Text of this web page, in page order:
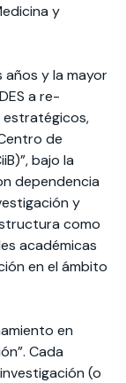
y
y la mayor
a re-
de
bajo la
dependencia
y
como
académicas
en el ámbito
en
Cada
(o